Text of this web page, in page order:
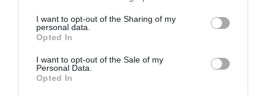
I want to opt-out of the Sharing of my
personal data.
Opted In
I want to opt-out of the Sale of my
Personal Data.
Opted In
Integracja z zespołem w trakcie
studiów
Umowa o naukę pozwala uczniom stać się
członkami zespołu już w trakcie nauki w szkole